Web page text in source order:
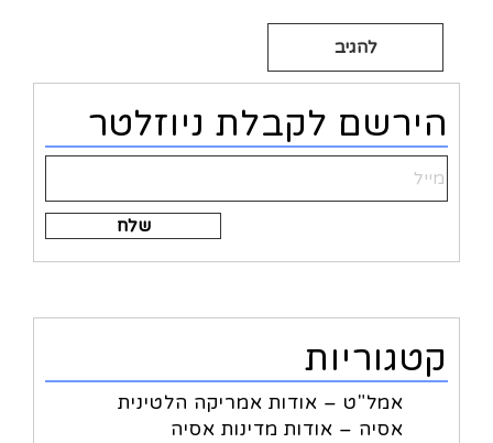
הירשם לקבלת ניוזלטר
Alternative:
קטגוריות
אמל"ט – אודות אמריקה הלטינית
אסיה – אודות מדינות אסיה